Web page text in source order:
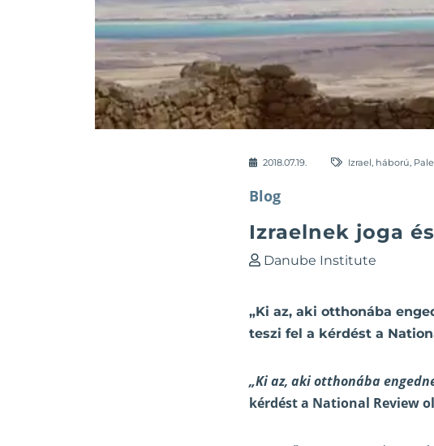
2018.07.19. Izrael háború
Blog
Izraelnek joga
Danube Institute
„Ki az, aki otthonába
teszi fel a kérdést a
„Ki az, aki otthonába
kérdést a National Review